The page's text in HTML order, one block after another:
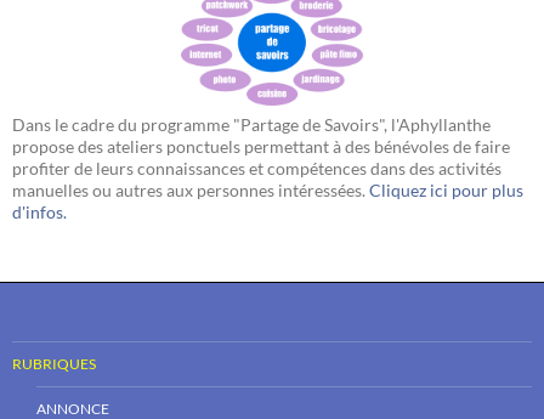
Dans le cadre du programme "Partage de Savoirs", l'Aphyllanthe
propose des ateliers ponctuels permettant à des bénévoles de faire
profiter de leurs connaissances et compétences dans des activités
manuelles ou autres aux personnes intéressées. Cliquez ici pour plus
d'infos.
RUBRIQUES
ANNONCE